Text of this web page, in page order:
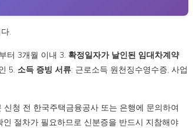
.
터 3개월 이내 3. 확정일자가 날인된 임대차계약
5. 소득 증빙 서류: 근로소득 원천징수영수증, 사업
청 전 한국주택금융공사 또는 은행에 문의하여
절차가 필요하므로 신분증을 반드시 지참해야